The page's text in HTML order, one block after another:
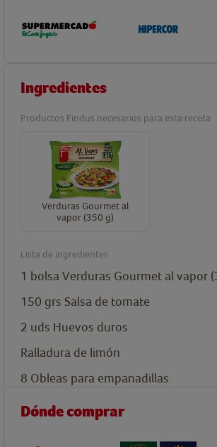
Ingredientes
Productos Findus necesarios para esta receta
Verduras Gourmet al
vapor (350 g)
Lista de ingredientes
1 bolsa Verduras Gourmet al vapor
150 grs Salsa de tomate
2 uds Huevos duros
Ralladura de limón
8 Obleas para empanadillas
Dónde comprar